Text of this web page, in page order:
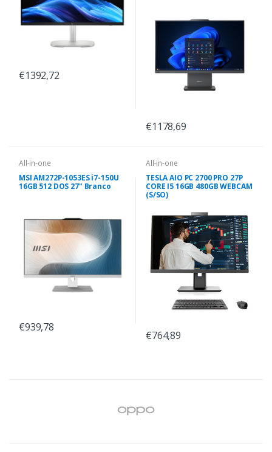
€1392,72
€1178,69
All-in-one
MSI AM272P-1053ES i7-150U
16GB 512 DOS 27" Branco
€939,78
All-in-one
TESLA AIO PC 2700 PRO 27P
CORE I5 16GB 480GB WEBCAM
(S/SO)
€764,89